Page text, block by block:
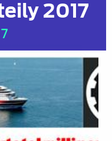
2017